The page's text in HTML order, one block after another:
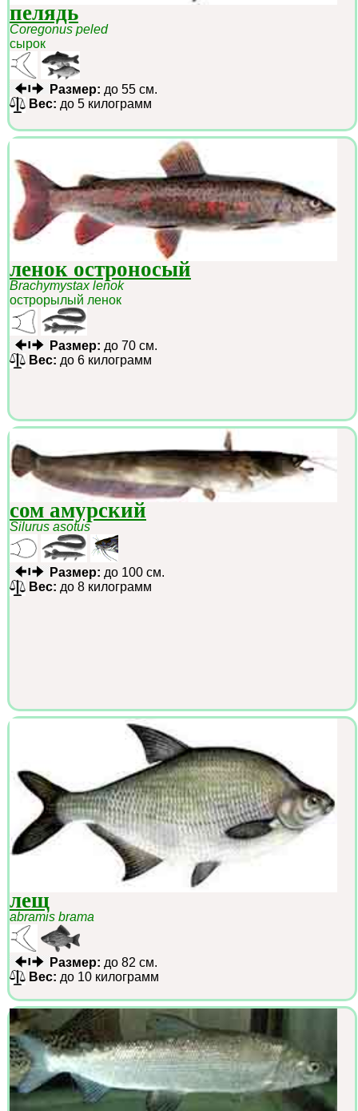
пелядь
Coregonus peled
сырок
Размер: до 55 см.
Вес: до 5 килограмм
ленок остроносый
Brachymystax lenok
острорылый ленок
Размер: до 70 см.
Вес: до 6 килограмм
сом амурский
Silurus asotus
Размер: до 100 см.
Вес: до 8 килограмм
лещ
abramis brama
Размер: до 82 см.
Вес: до 10 килограмм